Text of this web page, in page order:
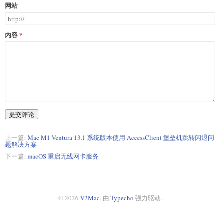
网站
内容
提交评论
上一篇: Mac M1 Ventura 13.1 系统版本使用 AccessClient 堡垒机跳转闪退问
题解决方案
下一篇: macOS 重启无线网卡服务
© 2026 V2Mac. 由 Typecho 强力驱动.